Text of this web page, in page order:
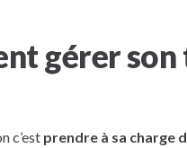
gérer
c’est prendre à sa charge